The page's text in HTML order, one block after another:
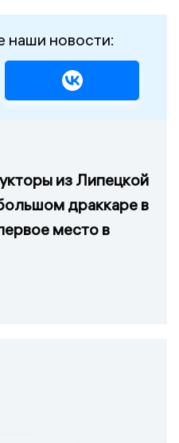
наши новости:
из Липецкой
драккаре в
место в